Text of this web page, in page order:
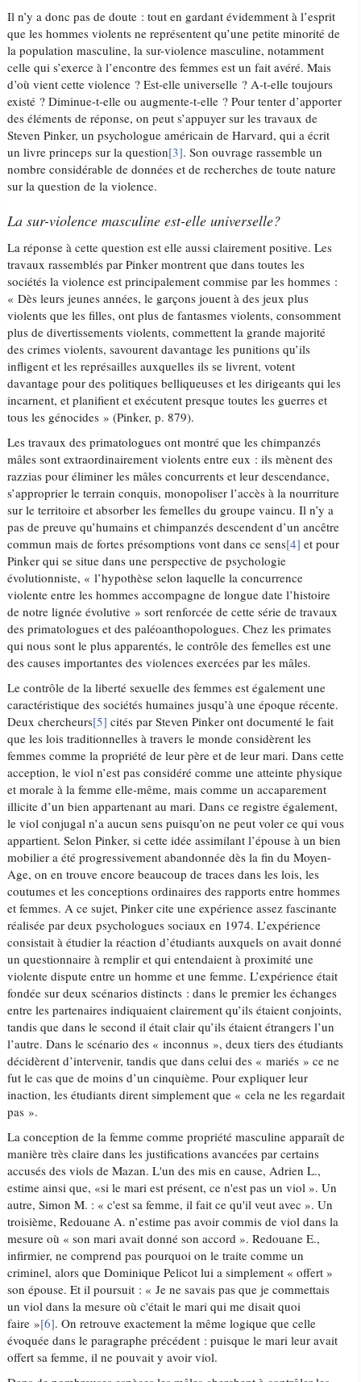
Il n’y a donc pas de doute : tout en gardant évidemment à l’esprit
que les hommes violents ne représentent qu’une petite minorité de
la population masculine, la sur-violence masculine, notamment
celle qui s’exerce à l’encontre des femmes est un fait avéré. Mais
d’où vient cette violence ? Est-elle universelle ? A-t-elle toujours
existé ? Diminue-t-elle ou augmente-t-elle ? Pour tenter d’apporter
des éléments de réponse, on peut s’appuyer sur les travaux de
Steven Pinker, un psychologue américain de Harvard, qui a écrit
un livre princeps sur la question[3]. Son ouvrage rassemble un
nombre considérable de données et de recherches de toute nature
sur la question de la violence.
La sur-violence masculine est-elle universelle?
La réponse à cette question est elle aussi clairement positive. Les
travaux rassemblés par Pinker montrent que dans toutes les
sociétés la violence est principalement commise par les hommes :
« Dès leurs jeunes années, le garçons jouent à des jeux plus
violents que les filles, ont plus de fantasmes violents, consomment
plus de divertissements violents, commettent la grande majorité
des crimes violents, savourent davantage les punitions qu’ils
infligent et les représailles auxquelles ils se livrent, votent
davantage pour des politiques belliqueuses et les dirigeants qui les
incarnent, et planifient et exécutent presque toutes les guerres et
tous les génocides » (Pinker, p. 879).
Les travaux des primatologues ont montré que les chimpanzés
mâles sont extraordinairement violents entre eux : ils mènent des
razzias pour éliminer les mâles concurrents et leur descendance,
s’approprier le terrain conquis, monopoliser l’accès à la nourriture
sur le territoire et absorber les femelles du groupe vaincu. Il n’y a
pas de preuve qu’humains et chimpanzés descendent d’un ancêtre
commun mais de fortes présomptions vont dans ce sens[4] et pour
Pinker qui se situe dans une perspective de psychologie
évolutionniste, « l’hypothèse selon laquelle la concurrence
violente entre les hommes accompagne de longue date l’histoire
de notre lignée évolutive » sort renforcée de cette série de travaux
des primatologues et des paléoanthopologues. Chez les primates
qui nous sont le plus apparentés, le contrôle des femelles est une
des causes importantes des violences exercées par les mâles.
Le contrôle de la liberté sexuelle des femmes est également une
caractéristique des sociétés humaines jusqu’à une époque récente.
Deux chercheurs[5] cités par Steven Pinker ont documenté le fait
que les lois traditionnelles à travers le monde considèrent les
femmes comme la propriété de leur père et de leur mari. Dans cette
acception, le viol n’est pas considéré comme une atteinte physique
et morale à la femme elle-même, mais comme un accaparement
illicite d’un bien appartenant au mari. Dans ce registre également,
le viol conjugal n’a aucun sens puisqu’on ne peut voler ce qui vous
appartient. Selon Pinker, si cette idée assimilant l’épouse à un bien
mobilier a été progressivement abandonnée dès la fin du Moyen-
Age, on en trouve encore beaucoup de traces dans les lois, les
coutumes et les conceptions ordinaires des rapports entre hommes
et femmes. A ce sujet, Pinker cite une expérience assez fascinante
réalisée par deux psychologues sociaux en 1974. L’expérience
consistait à étudier la réaction d’étudiants auxquels on avait donné
un questionnaire à remplir et qui entendaient à proximité une
violente dispute entre un homme et une femme. L’expérience était
fondée sur deux scénarios distincts : dans le premier les échanges
entre les partenaires indiquaient clairement qu’ils étaient conjoints,
tandis que dans le second il était clair qu’ils étaient étrangers l’un
l’autre. Dans le scénario des « inconnus », deux tiers des étudiants
décidèrent d’intervenir, tandis que dans celui des « mariés » ce ne
fut le cas que de moins d’un cinquième. Pour expliquer leur
inaction, les étudiants dirent simplement que « cela ne les regardait
pas ».
La conception de la femme comme propriété masculine apparaît de
manière très claire dans les justifications avancées par certains
accusés des viols de Mazan. L'un des mis en cause, Adrien L.,
estime ainsi que, «si le mari est présent, ce n'est pas un viol ». Un
autre, Simon M. : « c'est sa femme, il fait ce qu'il veut avec ». Un
troisième, Redouane A. n’estime pas avoir commis de viol dans la
mesure où « son mari avait donné son accord ». Redouane E.,
infirmier, ne comprend pas pourquoi on le traite comme un
criminel, alors que Dominique Pelicot lui a simplement « offert »
son épouse. Et il poursuit : « Je ne savais pas que je commettais
un viol dans la mesure où c'était le mari qui me disait quoi
faire »[6]. On retrouve exactement la même logique que celle
évoquée dans le paragraphe précédent : puisque le mari leur avait
offert sa femme, il ne pouvait y avoir viol.